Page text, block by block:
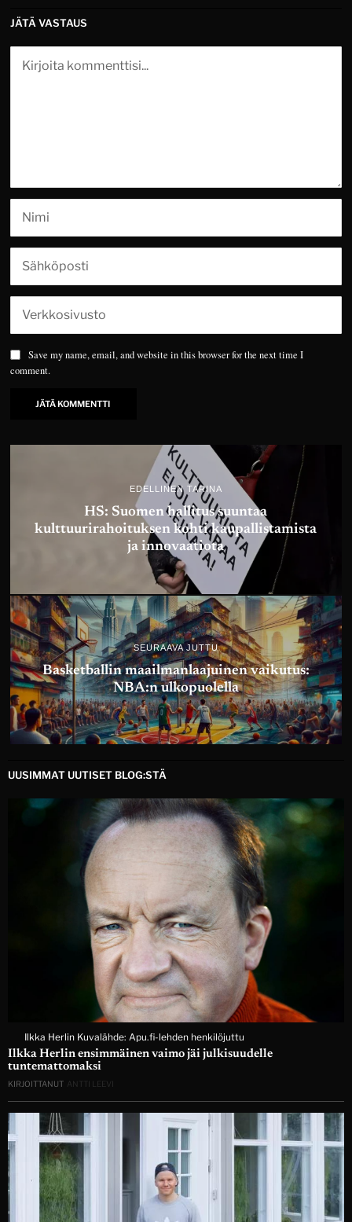
JÄTÄ VASTAUS
Save my name, email, and website in this browser for the next time I
comment.
EDELLINEN TARINA
HS: Suomen hallitus suuntaa
kulttuurirahoituksen kohti kaupallistamista
ja innovaatiota
SEURAAVA JUTTU
Basketballin maailmanlaajuinen vaikutus:
NBA:n ulkopuolella
UUSIMMAT UUTISET BLOG:STÄ
Ilkka Herlin Kuvalähde: Apu.fi-lehden henkilöjuttu
Ilkka Herlin ensimmäinen vaimo jäi julkisuudelle
tuntemattomaksi
KIRJOITTANUT ANTTI LEEVI